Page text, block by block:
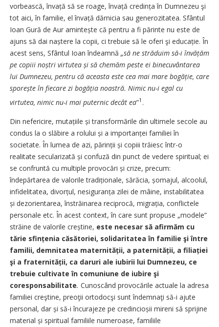
vorbească, învață să se roage, învață credința în Dumnezeu şi
tot aici, în familie, el învață dărnicia sau generozitatea. Sfântul
Ioan Gură de Aur amintește că pentru a fi părinte nu este de
ajuns să dai naștere la copii, ci trebuie să le oferi şi educație. În
acest sens, Sfântul Ioan îndeamnă „să ne străduim să-i învățăm
pe copiii noștri virtutea și să chemăm peste ei binecuvântarea
lui Dumnezeu, pentru că aceasta este cea mai mare bogăție, care
sporește în fiecare zi bogăția noastră. Nimic nu-i egal cu
virtutea, nimic nu-i mai puternic decât ea”1 .
Din nefericire, mutațiile și transformările din ultimele secole au
condus la o slăbire a rolului și a importanței familiei în
societate. În lumea de azi, părinții și copiii trăiesc într-o
realitate secularizată și confuză din punct de vedere spiritual; ei
se confruntă cu multiple provocări și crize, precum:
îndepărtarea de valorile tradiționale, sărăcia, șomajul, alcoolul,
infidelitatea, divorțul, nesiguranța zilei de mâine, instabilitatea
și dezorientarea, înstrăinarea reciprocă, migrația, conflictele
personale etc. În acest context, în care sunt propuse „modele”
străine de valorile creștine, este necesar să afirmăm cu
tărie sfințenia căsătoriei, solidaritatea în familie şi între
familii, demnitatea mater­ni­tății, a ­paternității, a filiației
şi a fraternității, ca daruri ale iubirii lui Dumnezeu, ce
trebuie cultivate în comuniune de ­iubire şi
coresponsabilitate. Cunoscând provocările actuale la adresa
familiei creştine, preoţii ortodocşi sunt îndemnaţi să-i ajute
personal, dar și să-i încurajeze pe credincioșii mireni să sprijine
material și spiritual familiile numeroase, familiile